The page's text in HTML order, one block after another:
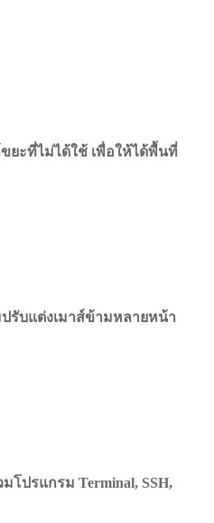
ยะที่ไม่ได้ใช้ เพื่อให้ได้พื้นที่
ปรับแต่งเมาส์ข้ามหลายหน้า
โปรแกรม Terminal, SSH,